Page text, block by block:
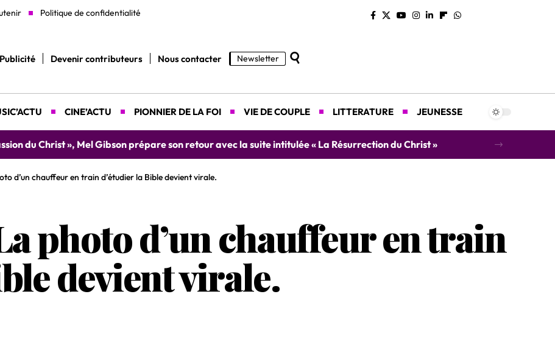
Politique de confidentialité
Publicité Devenir contributeurs Nous contacter Newsletter
CINE’ACTU PIONNIER DE LA FOI VIE DE COUPLE LITTERATURE JEUNESSE
Lyah donne rendez-vous le 9 août prochain à Abidjan pour un concert caritatif au profit des orphelins
d’un chauffeur en train d’étudier la Bible devient virale.
photo d’un chauffeur en train
devient virale.